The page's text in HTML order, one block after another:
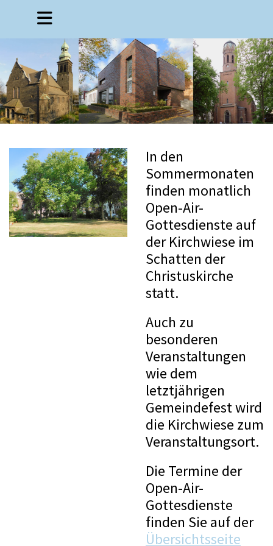
In den
Sommermonaten
finden monatlich
Open-Air-
Gottesdienste auf
der Kirchwiese im
Schatten der
Christuskirche
statt.
Auch zu
besonderen
Veranstaltungen
wie dem
letztjährigen
Gemeindefest wird
die Kirchwiese zum
Veranstaltungsort.
Die Termine der
Open-Air-
Gottesdienste
finden Sie auf der
Übersichtsseite